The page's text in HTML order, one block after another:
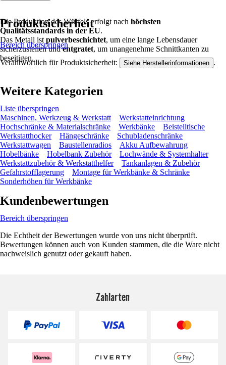
Die Produktion des Würfels erfolgt nach höchsten
Qualitätsstandards in der EU.
Das Metall ist pulverbeschichtet, um eine lange Lebensdauer
sicherzustellen undentgratet, um unangenehme Schnittkanten zu
beseitigen.
Produktsicherheit
Bereich überspringen
Verantwortlich für Produktsicherheit: Siehe Herstellerinformationen .
Weitere Kategorien
Liste überspringen
Maschinen, Werkzeug & Werkstatt
Werkstatteinrichtung
Hochschränke & Materialschränke
Werkbänke
Beistelltische
Werkstatthocker
Hängeschränke
Schubladenschränke
Werkstattwagen
Baustellenradios
Akku Aufbewahrung
Hobelbänke
Hobelbank Zubehör
Lochwände & Systemhalter
Werkstattzubehör & Werkstatthelfer
Tankanlagen & Zubehör
Gefahrstofflagerung
Montage für Werkbänke & Schränke
Sonderhöhen für Werkbänke
Kundenbewertungen
Bereich überspringen
Die Echtheit der Bewertungen wurde von uns nicht überprüft.
Bewertungen können auch von Kunden stammen, die die Ware nicht
nachweislich genutzt oder gekauft haben.
Zahlarten